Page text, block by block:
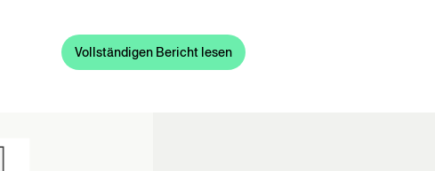
Vollständigen Bericht lesen